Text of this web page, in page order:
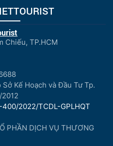
Chiếu, TP.HCM
Sở Kế Hoạch và Đầu Tư Tp.
2022/TCDL-GPLHQT
PHẦN DỊCH VỤ THƯƠNG